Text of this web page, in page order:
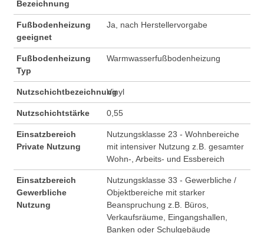
Bezeichnung
Fußbodenheizung
geeignet
Ja, nach Herstellervorgabe
Fußbodenheizung
Typ
Warmwasserfußbodenheizung
Nutzschichtbezeichnung
Vinyl
Nutzschichtstärke 0,55
Einsatzbereich
Private Nutzung
Nutzungsklasse 23 - Wohnbereiche
mit intensiver Nutzung z.B. gesamter
Wohn-, Arbeits- und Essbereich
Einsatzbereich
Gewerbliche
Nutzung
Nutzungsklasse 33 - Gewerbliche /
Objektbereiche mit starker
Beanspruchung z.B. Büros,
Verkaufsräume, Eingangshallen,
Banken oder Schulgebäude